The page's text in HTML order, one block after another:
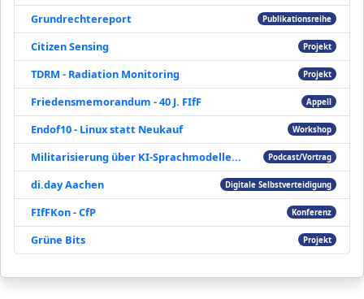
Grundrechtereport Publikationsreihe
Citizen Sensing Projekt
TDRM - Radiation Monitoring Projekt
Friedensmemorandum - 40 J. FIfF Appell
Endof10 - Linux statt Neukauf Workshop
Militarisierung über KI-Sprachmodelle... Podcast/Vortrag
di.day Aachen Digitale Selbstverteidigung
FIfFKon - CfP Konferenz
Grüne Bits Projekt